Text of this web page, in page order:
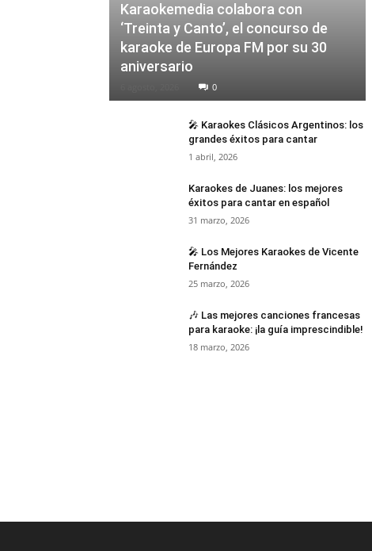
Karaokemedia colabora con
‘Treinta y Canto’, el concurso de
karaoke de Europa FM por su 30
aniversario
0
🎤 Karaokes Clásicos Argentinos: los
grandes éxitos para cantar
1 abril, 2026
Karaokes de Juanes: los mejores
éxitos para cantar en español
31 marzo, 2026
🎤 Los Mejores Karaokes de Vicente
Fernández
25 marzo, 2026
🎶 Las mejores canciones francesas
para karaoke: ¡la guía imprescindible!
18 marzo, 2026